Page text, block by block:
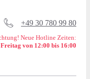
+49 30 780 99 80
Neue Hotline Zeiten:
von 12:00 bis 16:00